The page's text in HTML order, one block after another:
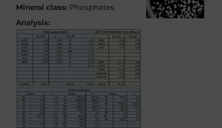
Mineral class: Phosphates
Analysis: